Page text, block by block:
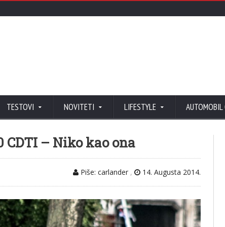
TESTOVI NOVITETI LIFESTYLE AUTOMOBIL
CDTI – Niko kao ona
Piše: carlander , 14. Augusta 2014.